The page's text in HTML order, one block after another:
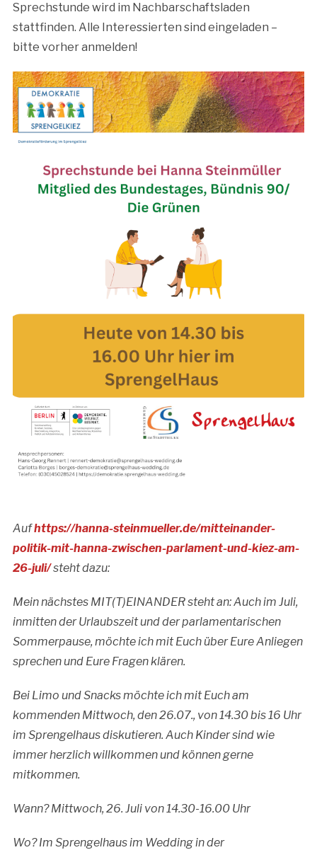
Sprechstunde wird im Nachbarschaftsladen
stattfinden. Alle Interessierten sind eingeladen –
bitte vorher anmelden!
Aufhttps://hanna-steinmueller.de/mitteinander-
politik-mit-hanna-zwischen-parlament-und-kiez-am-
26-juli/steht dazu:
Mein nächstes MIT(T)EINANDER steht an: Auch im Juli,
inmitten der Urlaubszeit und der parlamentarischen
Sommerpause, möchte ich mit Euch über Eure Anliegen
sprechen und Eure Fragen klären.
Bei Limo und Snacks möchte ich mit Euch am
kommenden Mittwoch, den 26.07., von 14.30 bis 16 Uhr
im Sprengelhaus diskutieren. Auch Kinder sind wie
immer herzlich willkommen und können gerne
mitkommen.
Wann? Mittwoch, 26. Juli von 14.30-16.00 Uhr
Wo? Im Sprengelhaus im Wedding in der